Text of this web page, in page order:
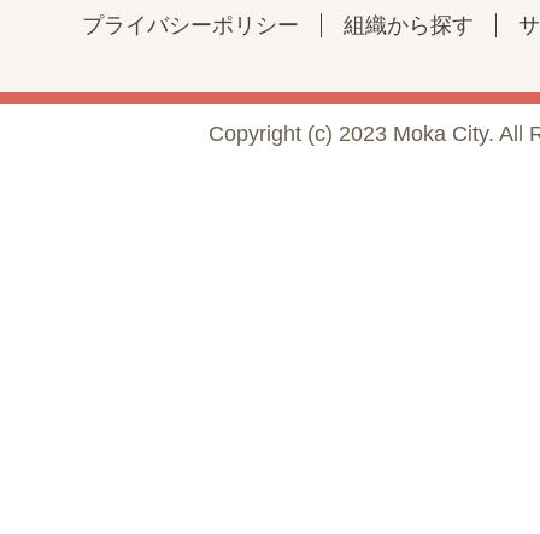
プライバシーポリシー 組織から探す
Copyright (c) 2023 Moka City. All